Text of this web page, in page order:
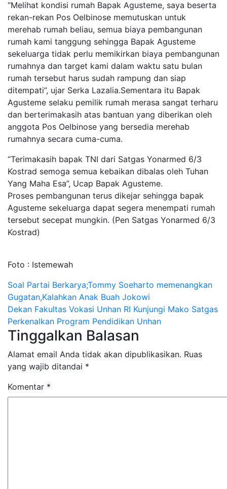
“Melihat kondisi rumah Bapak Agusteme, saya beserta
rekan-rekan Pos Oelbinose memutuskan untuk
merehab rumah beliau, semua biaya pembangunan
rumah kami tanggung sehingga Bapak Agusteme
sekeluarga tidak perlu memikirkan biaya pembangunan
rumahnya dan target kami dalam waktu satu bulan
rumah tersebut harus sudah rampung dan siap
ditempati”, ujar Serka Lazalia.Sementara itu Bapak
Agusteme selaku pemilik rumah merasa sangat terharu
dan berterimakasih atas bantuan yang diberikan oleh
anggota Pos Oelbinose yang bersedia merehab
rumahnya secara cuma-cuma.
“Terimakasih bapak TNI dari Satgas Yonarmed 6/3
Kostrad semoga semua kebaikan dibalas oleh Tuhan
Yang Maha Esa”, Ucap Bapak Agusteme.
Proses pembangunan terus dikejar sehingga bapak
Agusteme sekeluarga dapat segera menempati rumah
tersebut secepat mungkin. (Pen Satgas Yonarmed 6/3
Kostrad)
Foto : Istemewah
Navigasi
pos
Soal Partai Berkarya;Tommy Soeharto memenangkan
Gugatan,Kalahkan Anak Buah Jokowi
Dekan Fakultas Vokasi Unhan RI Kunjungi Mako Satgas
Perkenalkan Program Pendidikan Unhan
Tinggalkan Balasan
Alamat email Anda tidak akan dipublikasikan. Ruas
yang wajib ditandai *
Komentar *